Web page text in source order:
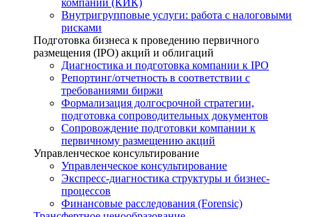
компаний (КИК)
Внутригрупповые услуги: работа с налоговыми
рисками
Подготовка бизнеса к проведению первичного
размещения (IPO) акций и облигаций
Диагностика и подготовка компании к IPO
Репортинг/отчетность в соответствии с
требованиями биржи
Формализация долгосрочной стратегии,
подготовка сопроводительных документов
Сопровождение подготовки компании к
первичному размещению акций
Управленческое консультирование
Управленческое консультирование
Экспресс-диагностика структуры и бизнес-
процессов
Финансовые расследования (Forensic)